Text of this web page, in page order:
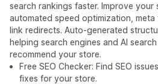
search rankings faster. Improve
automated speed optimization,
link redirects. Auto-generated
helping search engines and AI
recommend your store.
Free SEO Checker: Find SEO
fixes for your store.